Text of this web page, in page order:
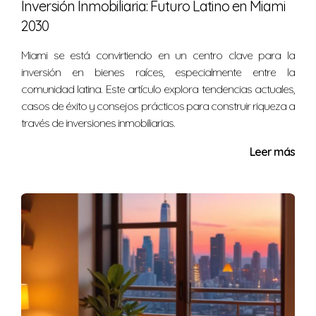
CASOS PRÁCTICOS
Para ilustrar mejor este proceso, aquí comparto tres
casos prácticos que muestran cómo otros argentinos
han logrado comprar propiedades en Miami
exitosamente.
laborales. Después de investigar el mercado durante
varios meses, contactaron a un agente inmobiliario local
que les mostró varias propiedades en áreas familiares.
Finalmente, encontraron una casa cerca de buenas
escuelas y parques. Gracias a su agente, pudieron
obtener una hipoteca favorable y cerrar la compra sin
Inversión Inmobiliaria: Futuro Latino en Miami
2030
Miami se está convirtiendo en un centro clave para la
inversión en bienes raíces, especialmente entre la
comunidad latina. Este artículo explora tendencias actuales,
casos de éxito y consejos prácticos para construir riqueza a
través de inversiones inmobiliarias.
Leer más